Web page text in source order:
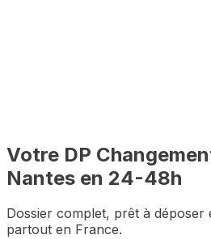
Votre DP
Nantes en 24-48h
Dossier complet, prêt à déposer
partout en France.